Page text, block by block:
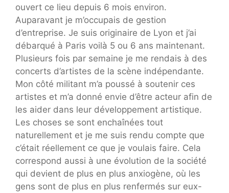
ouvert ce lieu depuis 6 mois environ.
Auparavant je m’occupais de gestion
d’entreprise. Je suis originaire de Lyon et j’ai
débarqué à Paris voilà 5 ou 6 ans maintenant.
Plusieurs fois par semaine je me rendais à des
concerts d’artistes de la scène indépendante.
Mon côté militant m’a poussé à soutenir ces
artistes et m’a donné envie d’être acteur afin de
les aider dans leur développement artistique.
Les choses se sont enchaînées tout
naturellement et je me suis rendu compte que
c’était réellement ce que je voulais faire. Cela
correspond aussi à une évolution de la société
qui devient de plus en plus anxiogène, où les
gens sont de plus en plus renfermés sur eux-